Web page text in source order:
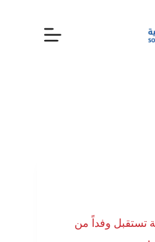
تستقبل وفداً من